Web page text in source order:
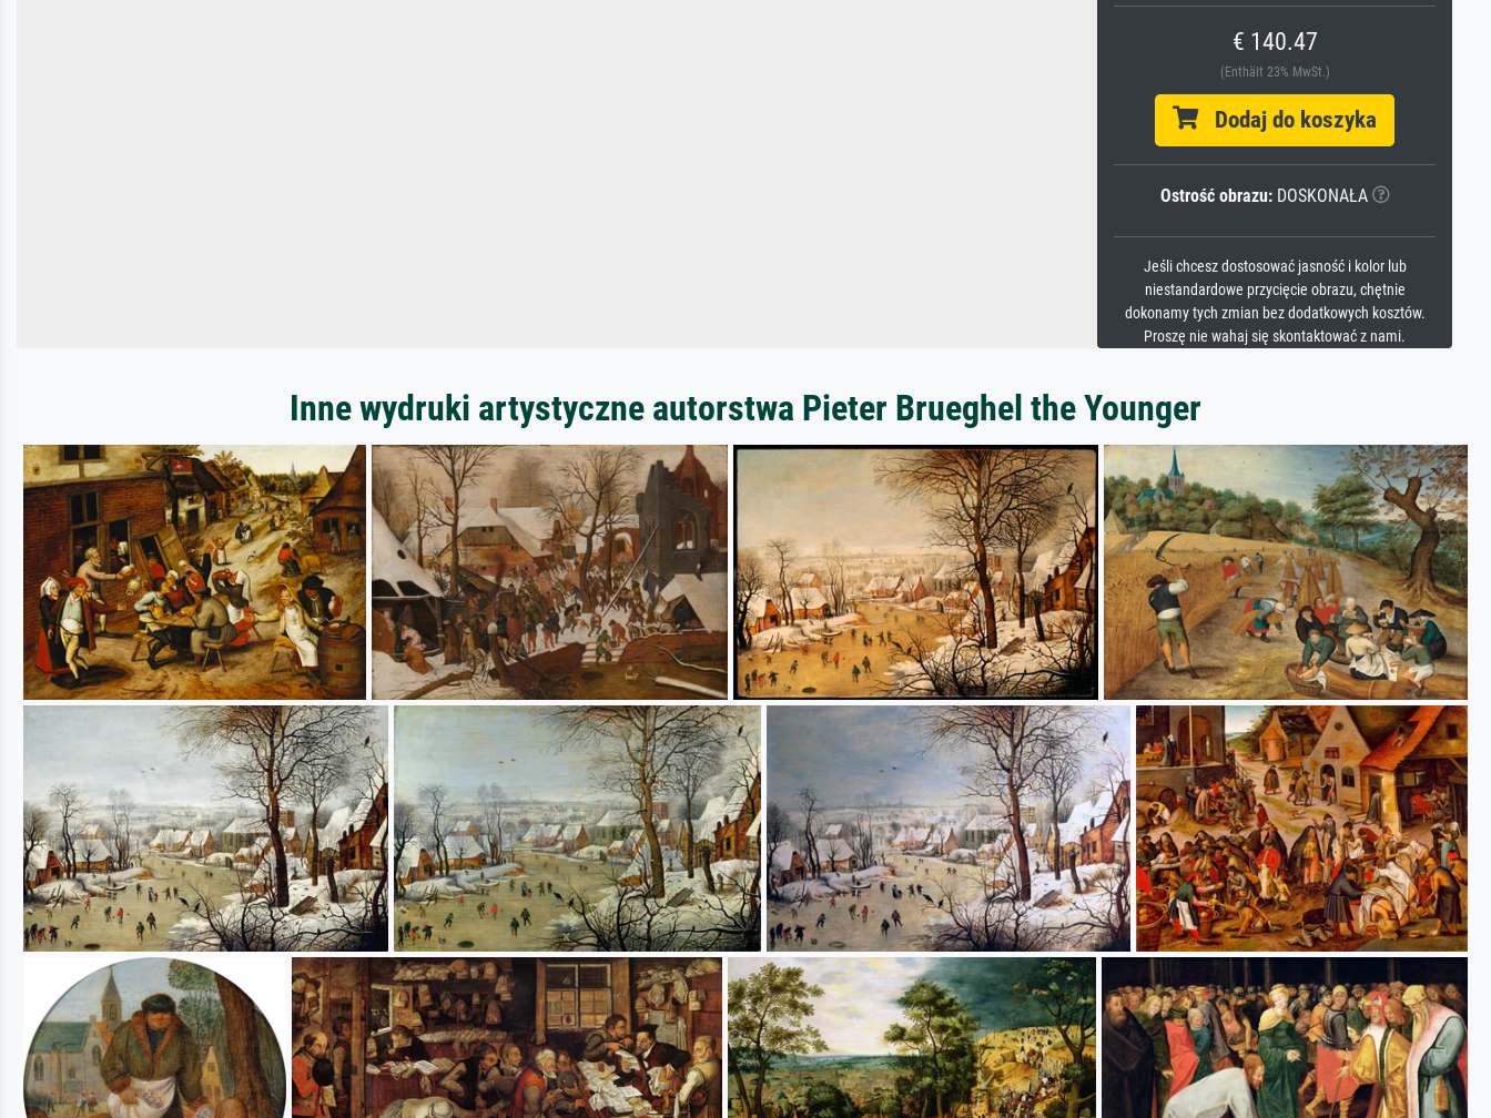
€ 140.47
(Enthält 23% MwSt.)
Dodaj do koszyka
Ostrość obrazu:DOSKONAŁA
Jeśli chcesz dostosować jasność i kolor lub
niestandardowe przycięcie obrazu, chętnie
dokonamy tych zmian bez dodatkowych kosztów.
Proszę nie wahaj się skontaktować z nami.
Inne wydruki artystyczne autorstwa Pieter Brueghel the Younger